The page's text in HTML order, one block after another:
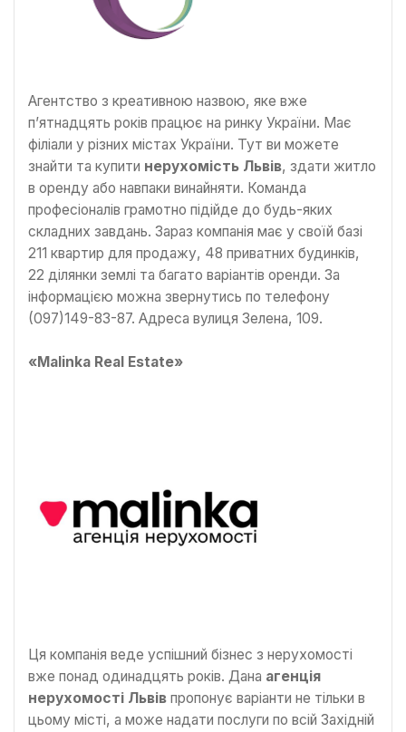
Агентство з креативною назвою, яке вже
п’ятнадцять років працює на ринку України. Має
філіали у різних містах України. Тут ви можете
знайти та купити нерухомість Львів, здати житло
в оренду або навпаки винайняти. Команда
професіоналів грамотно підійде до будь-яких
складних завдань. Зараз компанія має у своїй базі
211 квартир для продажу, 48 приватних будинків,
22 ділянки землі та багато варіантів оренди. За
інформацією можна звернутись по телефону
(097)149-83-87. Адреса вулиця Зелена, 109.
«Malinka Real Estate»
Ця компанія веде успішний бізнес з нерухомості
вже понад одинадцять років. Дана агенція
нерухомості Львів пропонує варіанти не тільки в
цьому місті, а може надати послуги по всій Західній